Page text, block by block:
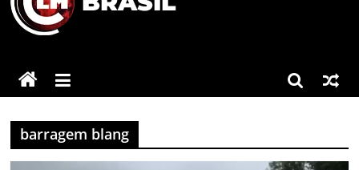
CLM
Brasil
As
principais
notícias
do
barragem blang